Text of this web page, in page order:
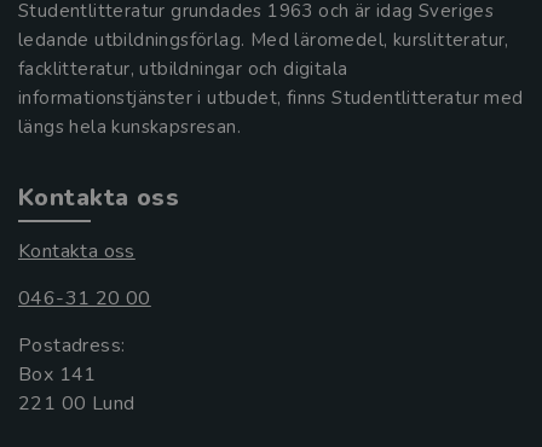
Studentlitteratur grundades 1963 och är idag Sveriges
ledande utbildningsförlag. Med läromedel, kurslitteratur,
facklitteratur, utbildningar och digitala
informationstjänster i utbudet, finns Studentlitteratur med
längs hela kunskapsresan.
Kontakta oss
Kontakta oss
046-31 20 00
Postadress:
Box 141
221 00 Lund